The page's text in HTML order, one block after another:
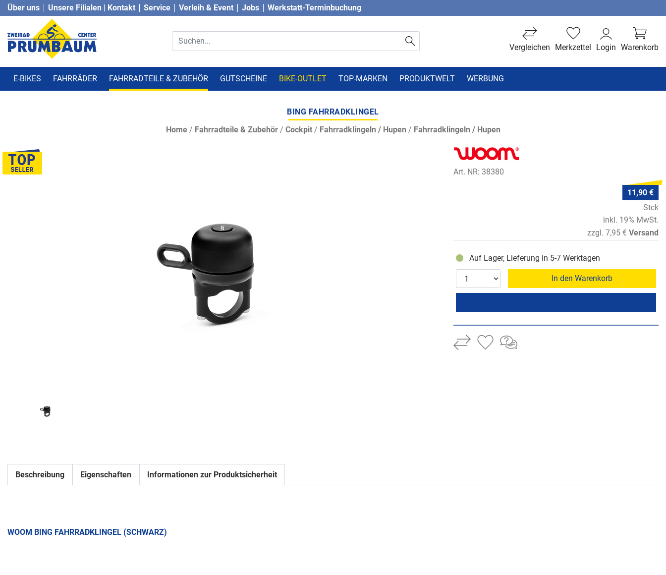
Über uns Unsere Filialen | Kontakt Service Verleih & Event Jobs Werkstatt-Terminbuchung
Warenkorb
Login
Merkzettel
Vergleichen
E-BIKES FAHRRÄDER FAHRRADTEILE & ZUBEHÖR GUTSCHEINE BIKE-OUTLET TOP-MARKEN PRODUKTWELT WERBUNG
BING FAHRRADKLINGEL
Home/ Fahrradteile & Zubehör/ Cockpit/ Fahrradklingeln / Hupen / Fahrradklingeln / Hupen
Art. NR: 38380
11,90 €
Stck
inkl. 19% MwSt.
zzgl. 7,95 € Versand
Auf Lager, Lieferung in 5-7 Werktagen
In den Warenkorb
Beschreibung Eigenschaften Informationen zur Produktsicherheit
WOOM BING FAHRRADKLINGEL (SCHWARZ)